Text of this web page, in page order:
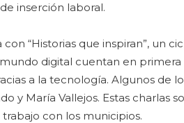
inserción laboral.
“Historias que inspiran”, un
digital cuentan en primera
a la tecnología. Algunos de
y María Vallejos. Estas charlas
con los municipios.